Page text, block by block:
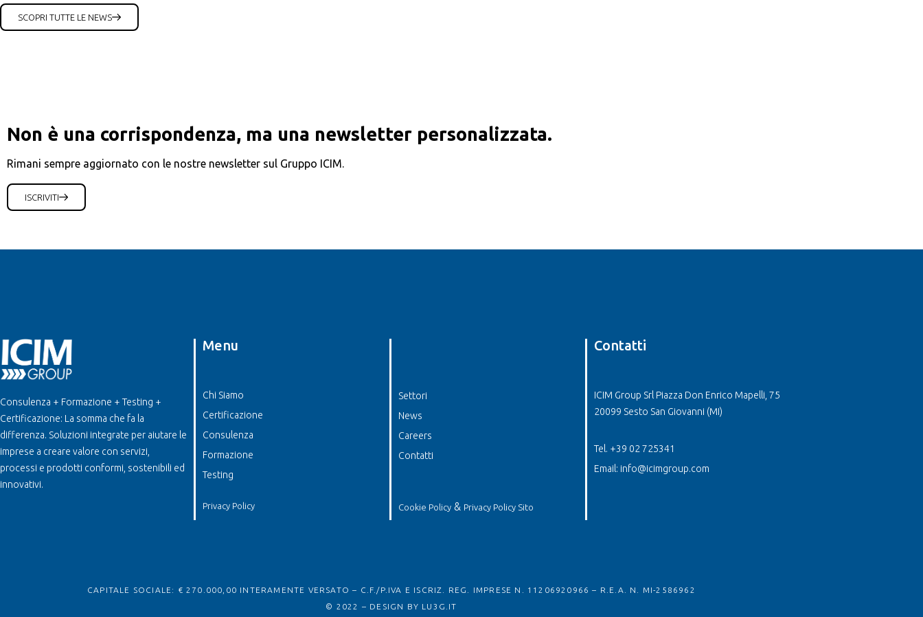
SCOPRI TUTTE LE NEWS
Non è una corrispondenza, ma una newsletter personalizzata.
Rimani sempre aggiornato con le nostre newsletter sul Gruppo ICIM.
ISCRIVITI
Consulenza + Formazione + Testing +
Certificazione: La somma che fa la
differenza. Soluzioni integrate per aiutare le
imprese a creare valore con servizi,
processi e prodotti conformi, sostenibili ed
innovativi.
Menu
Chi Siamo
Certificazione
Consulenza
Formazione
Testing
Privacy Policy
Settori
News
Careers
Contatti
Cookie Policy & Privacy Policy Sito
Contatti
ICIM Group Srl Piazza Don Enrico Mapelli, 75
20099 Sesto San Giovanni (MI)
Tel. +39 02 725341
Email: info@icimgroup.com
CAPITALE SOCIALE: € 270.000,00 INTERAMENTE VERSATO – C.F./P.IVA E ISCRIZ. REG. IMPRESE N. 11206920966 – R.E.A. N. MI-2586962
© 2022 – DESIGN BY LU3G.IT